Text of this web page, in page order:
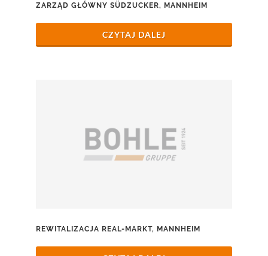
ZARZĄD GŁÓWNY SÜDZUCKER, MANNHEIM
CZYTAJ DALEJ
REWITALIZACJA REAL-MARKT, MANNHEIM